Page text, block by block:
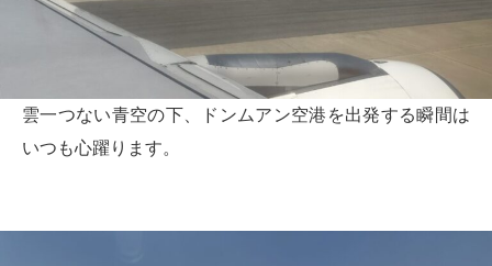
雲一つない青空の下、ドンムアン空港を出発する瞬間は
いつも心躍ります。